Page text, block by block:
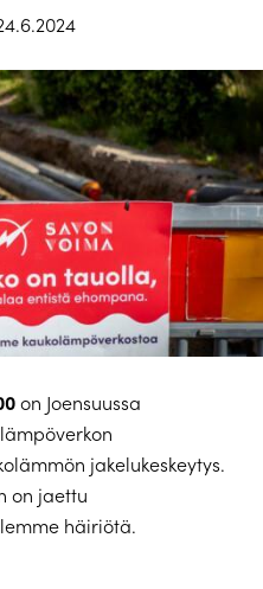
on Joensuussa
jakelukeskeytys.
on jaettu
häiriötä.